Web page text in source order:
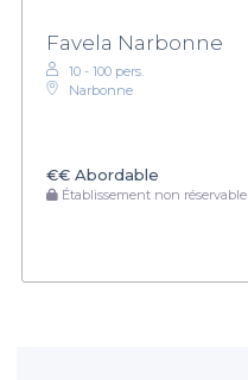
Favela Narbonne
10 - 100 pers.
Narbonne
€€ Abordable
Établissement non réservable